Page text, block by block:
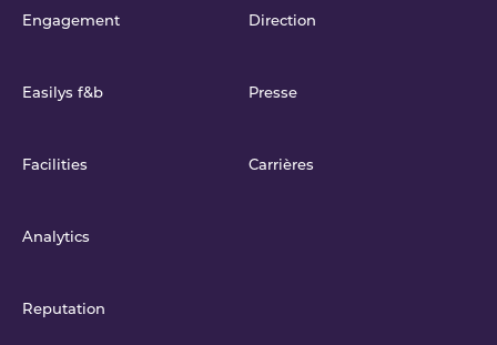
Engagement
Easilys f&b
Facilities
Analytics
Reputation
Direction
Presse
Carrières